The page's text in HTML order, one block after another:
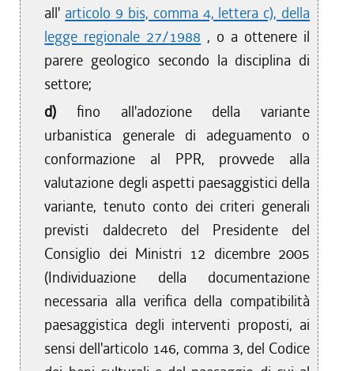
all' articolo 9 bis, comma 4, lettera c), della
legge regionale 27/1988 , o a ottenere il
parere geologico secondo la disciplina di
settore;
d)fino all'adozione della variante
urbanistica generale di adeguamento o
conformazione al PPR, provvede alla
valutazione degli aspetti paesaggistici della
variante, tenuto conto dei criteri generali
previsti daldecreto del Presidente del
Consiglio dei Ministri 12 dicembre 2005
(Individuazione della documentazione
necessaria alla verifica della compatibilità
paesaggistica degli interventi proposti, ai
sensi dell'articolo 146, comma 3, del Codice